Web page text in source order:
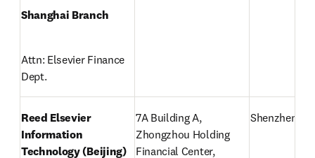
Shanghai Branch
Attn: Elsevier Finance
Dept.
Reed Elsevier
Information
Technology (Beijing)
7A Building A,
Zhongzhou Holding
Financial Center,
Shenzhen